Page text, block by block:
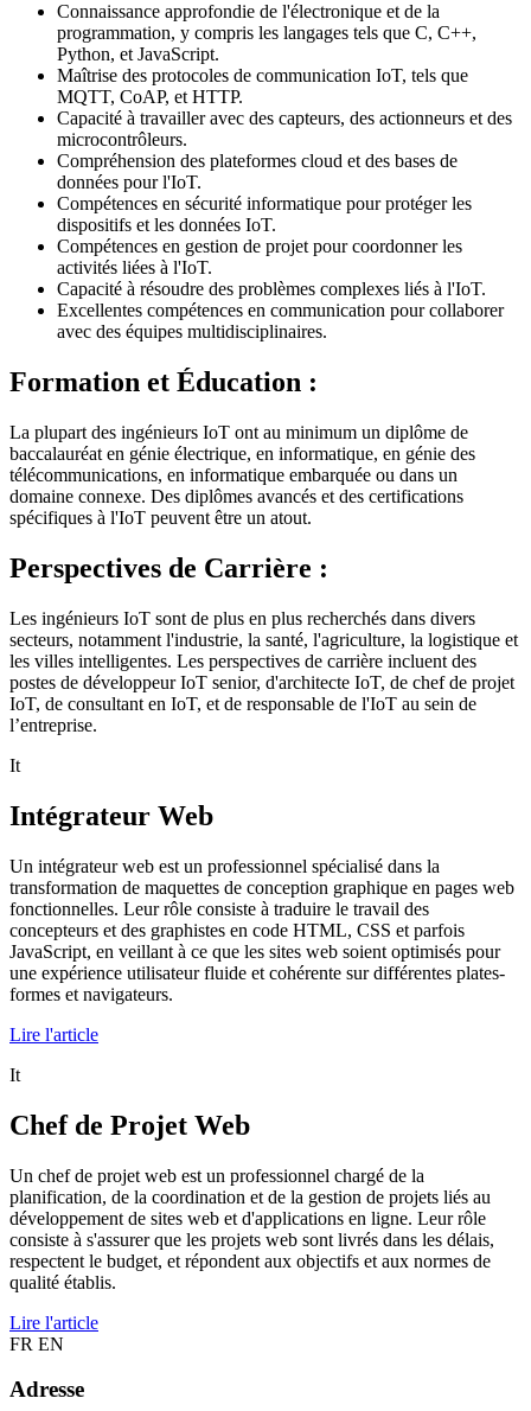
Connaissance approfondie de l'électronique et de la
programmation, y compris les langages tels que C, C++,
Python, et JavaScript.
Maîtrise des protocoles de communication IoT, tels que
MQTT, CoAP, et HTTP.
Capacité à travailler avec des capteurs, des actionneurs et des
microcontrôleurs.
Compréhension des plateformes cloud et des bases de
données pour l'IoT.
Compétences en sécurité informatique pour protéger les
dispositifs et les données IoT.
Compétences en gestion de projet pour coordonner les
activités liées à l'IoT.
Capacité à résoudre des problèmes complexes liés à l'IoT.
Excellentes compétences en communication pour collaborer
avec des équipes multidisciplinaires.
Formation et Éducation :
La plupart des ingénieurs IoT ont au minimum un diplôme de
baccalauréat en génie électrique, en informatique, en génie des
télécommunications, en informatique embarquée ou dans un
domaine connexe. Des diplômes avancés et des certifications
spécifiques à l'IoT peuvent être un atout.
Perspectives de Carrière :
Les ingénieurs IoT sont de plus en plus recherchés dans divers
secteurs, notamment l'industrie, la santé, l'agriculture, la logistique et
les villes intelligentes. Les perspectives de carrière incluent des
postes de développeur IoT senior, d'architecte IoT, de chef de projet
IoT, de consultant en IoT, et de responsable de l'IoT au sein de
l’entreprise.
It
Intégrateur Web
Un intégrateur web est un professionnel spécialisé dans la
transformation de maquettes de conception graphique en pages web
fonctionnelles. Leur rôle consiste à traduire le travail des
concepteurs et des graphistes en code HTML, CSS et parfois
JavaScript, en veillant à ce que les sites web soient optimisés pour
une expérience utilisateur fluide et cohérente sur différentes plates-
formes et navigateurs.
Lire l'article
It
Chef de Projet Web
Un chef de projet web est un professionnel chargé de la
planification, de la coordination et de la gestion de projets liés au
développement de sites web et d'applications en ligne. Leur rôle
consiste à s'assurer que les projets web sont livrés dans les délais,
respectent le budget, et répondent aux objectifs et aux normes de
qualité établis.
Lire l'article
FR EN
Adresse